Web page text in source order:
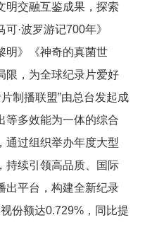
明交融互鉴成果，探索
·波罗游记700年》
明》《神奇的真菌世
限，为全球纪录片爱好
制播联盟”由总台发起成
等多效能为一体的综合
通过组织举办年度大型
持续引领高品质、国际
出平台，构建全新纪录
份额达0.729%，同比提